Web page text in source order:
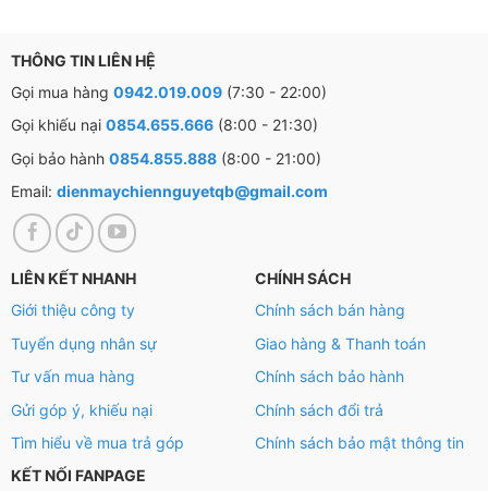
cho đến giặt nhanh.
Hơn nữa, chế độ sấy nâng niu
giảm thiểu tình trạng
hỏng và co rút sợi vảikhi đồ giặt được sấy ở nhiệt độ
tối ưu 65°C.
THÔNG TIN LIÊN HỆ
Gọi mua hàng 0942.019.009 (7:30 - 22:00)
Gọi khiếu nại 0854.655.666 (8:00 - 21:30)
Gọi bảo hành 0854.855.888 (8:00 - 21:00)
Email: dienmaychiennguyetqb@gmail.com
LIÊN KẾT NHANH
Giới thiệu công ty
Tuyển dụng nhân sự
Tư vấn mua hàng
Gửi góp ý, khiếu nại
Tìm hiểu về mua trả góp
CHÍNH SÁCH
Chính sách bán hàng
Giao hàng & Thanh toán
Chính sách bảo hành
Chính sách đổi trả
Chính sách bảo mật thông tin
KẾT NỐI FANPAGE